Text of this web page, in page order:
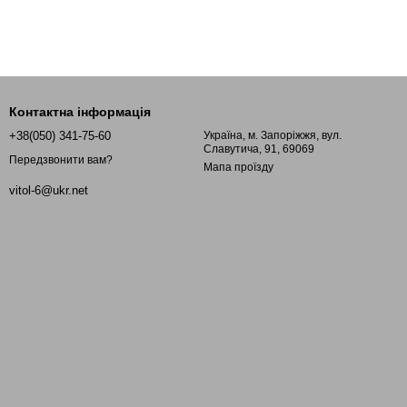
Контактна інформація
+38(050) 341-75-60
Передзвонити вам?
vitol-6@ukr.net
Україна, м. Запоріжжя, вул.
Славутича, 91, 69069
Мапа проїзду